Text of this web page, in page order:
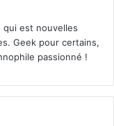
est nouvelles
Geek pour certains,
passionné !